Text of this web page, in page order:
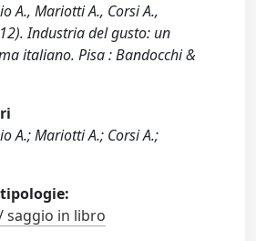
A., Mariotti A., Corsi A.,
Industria del gusto: un
italiano. Pisa : Bandocchi &
A.; Mariotti A.; Corsi A.;
saggio in libro